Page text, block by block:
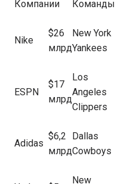
Компании Команды
Nike
$26
млрд
New York
Yankees
ESPN
$17
млрд
Los
Angeles
Clippers
Adidas
$6,2
млрд
Dallas
Cowboys
New